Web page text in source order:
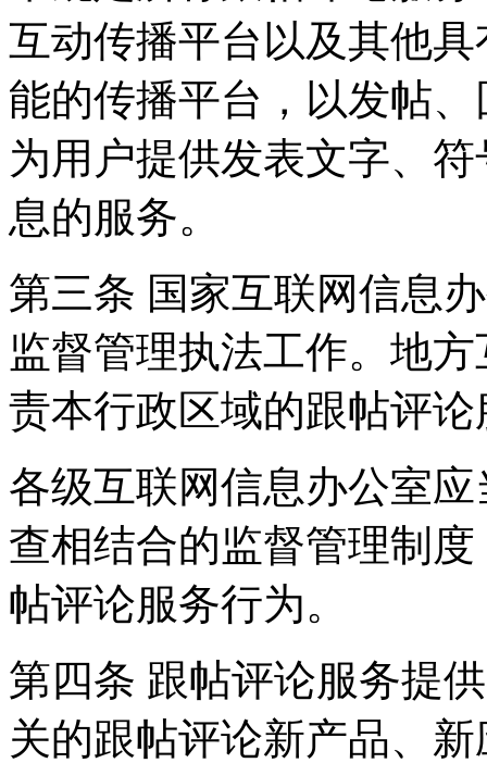
互动传播平台以及其他
能的传播平台，以发帖
为用户提供发表文字、
息的服务。
第三条 国家互联网信息
监督管理执法工作。地
责本行政区域的跟帖评
各级互联网信息办公室
查相结合的监督管理制
帖评论服务行为。
第四条 跟帖评论服务提
关的跟帖评论新产品、